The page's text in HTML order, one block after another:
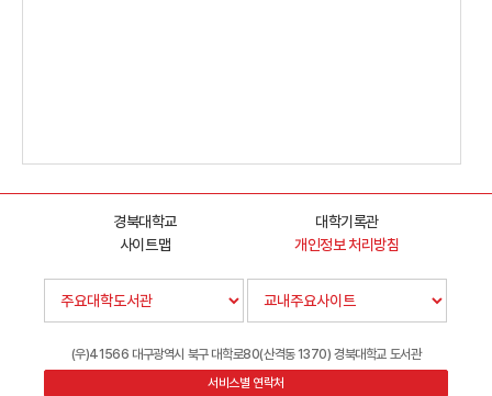
경북대학교
대학기록관
사이트맵
개인정보 처리방침
(우)41566 대구광역시 북구 대학로80(산격동 1370) 경북대학교 도서관
서비스별 연락처